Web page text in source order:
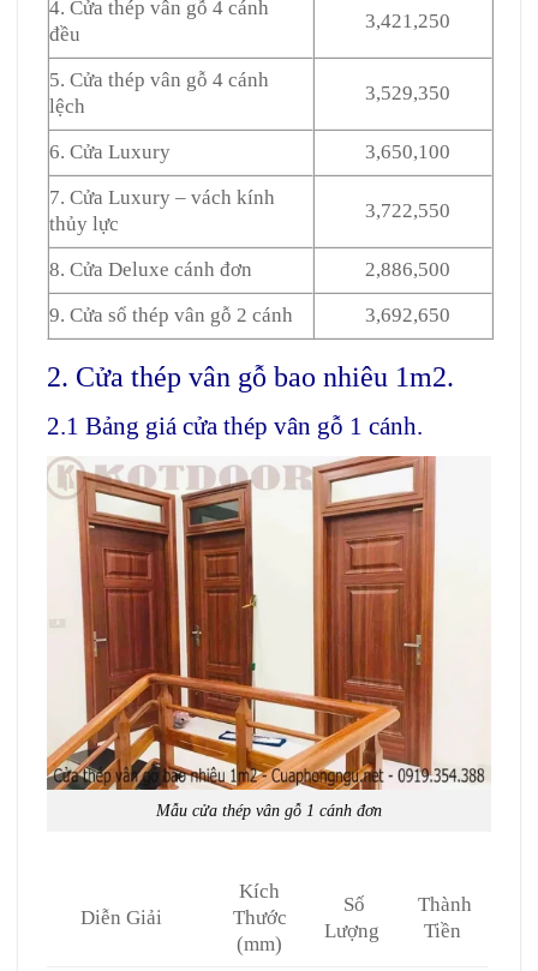
4. Cửa thép vân gỗ 4 cánh
đều
3,421,250
5. Cửa thép vân gỗ 4 cánh
lệch
3,529,350
6. Cửa Luxury
3,650,100
7. Cửa Luxury – vách kính
thủy lực
3,722,550
8. Cửa Deluxe cánh đơn
2,886,500
9. Cửa sổ thép vân gỗ 2 cánh
3,692,650
2. Cửa thép vân gỗ bao nhiêu 1m2.
2.1 Bảng giá cửa thép vân gỗ 1 cánh.
Mẫu cửa thép vân gỗ 1 cánh đơn
Diễn Giải
Kích
Thước
(mm)
Số
Lượng
Thành
Tiền